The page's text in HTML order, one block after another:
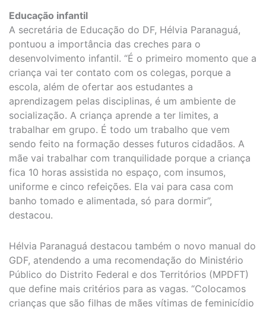
Educação infantil
A secretária de Educação do DF, Hélvia Paranaguá,
pontuou a importância das creches para o
desenvolvimento infantil. “É o primeiro momento que a
criança vai ter contato com os colegas, porque a
escola, além de ofertar aos estudantes a
aprendizagem pelas disciplinas, é um ambiente de
socialização. A criança aprende a ter limites, a
trabalhar em grupo. É todo um trabalho que vem
sendo feito na formação desses futuros cidadãos. A
mãe vai trabalhar com tranquilidade porque a criança
fica 10 horas assistida no espaço, com insumos,
uniforme e cinco refeições. Ela vai para casa com
banho tomado e alimentada, só para dormir”,
destacou.
Hélvia Paranaguá destacou também o novo manual do
GDF, atendendo a uma recomendação do Ministério
Público do Distrito Federal e dos Territórios (MPDFT)
que define mais critérios para as vagas. “Colocamos
crianças que são filhas de mães vítimas de feminicídio